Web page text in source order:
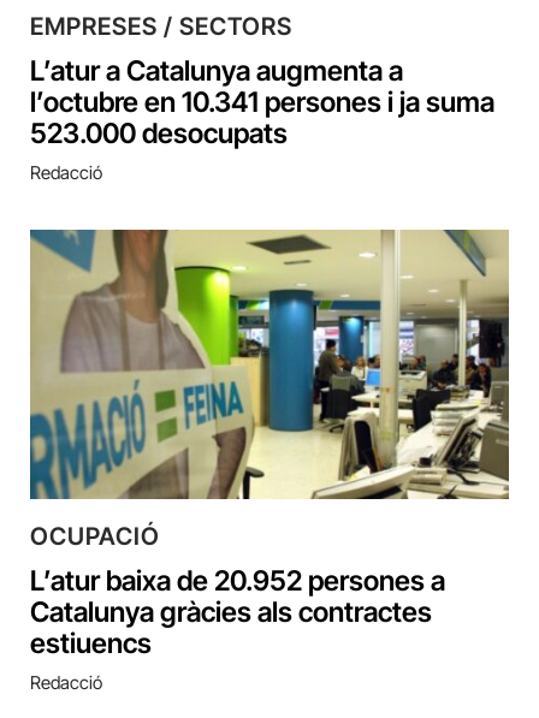
EMPRESES / SECTORS
L’atur a Catalunya augmenta a
l’octubre en 10.341 persones i ja suma
523.000 desocupats
Redacció
OCUPACIÓ
L’atur baixa de 20.952 persones a
Catalunya gràcies als contractes
estiuencs
Redacció